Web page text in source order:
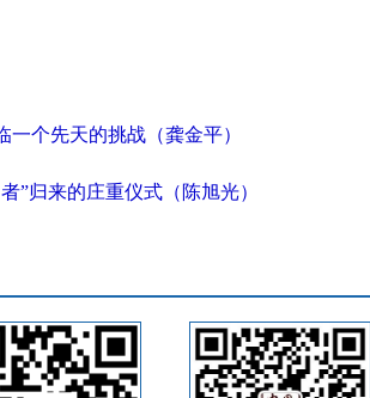
一个先天的挑战（龚金平）
”归来的庄重仪式（陈旭光）